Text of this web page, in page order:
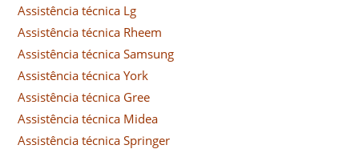
Assistência técnica Lg
Assistência técnica Rheem
Assistência técnica Samsung
Assistência técnica York
Assistência técnica Gree
Assistência técnica Midea
Assistência técnica Springer